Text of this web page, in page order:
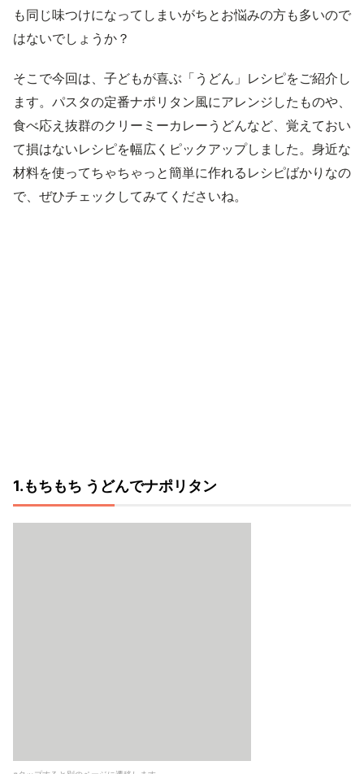
も同じ味つけになってしまいがちとお悩みの方も多いので
はないでしょうか？
そこで今回は、子どもが喜ぶ「うどん」レシピをご紹介し
ます。パスタの定番ナポリタン風にアレンジしたものや、
食べ応え抜群のクリーミーカレーうどんなど、覚えておい
て損はないレシピを幅広くピックアップしました。身近な
材料を使ってちゃちゃっと簡単に作れるレシピばかりなの
で、ぜひチェックしてみてくださいね。
1.もちもち うどんでナポリタン